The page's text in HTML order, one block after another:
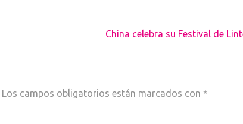
China celebra su Festival de
Los campos obligatorios están marcados con *